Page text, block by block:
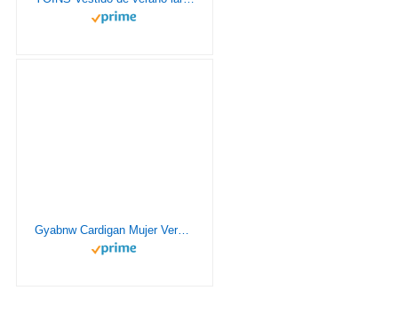
Gyabnw Cardigan Mujer Verano Kimonos Mujer de Playa Cárdigan Florales Mujer Manga 3/4 Cárdigan Elegante de Gasa Beach Cover Up